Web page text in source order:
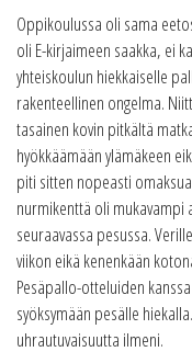
Oppikoulussa oli sama
oli E-kirjaimeen saakka, ei
yhteiskoulun hiekkaiselle
rakenteellinen ongelma.
tasainen kovin pitkältä
hyökkäämään ylämäkeen
piti sitten nopeasti
nurmikenttä oli mukavampi
seuraavassa pesussa.
viikon eikä kenenkään
Pesäpallo-otteluiden
syöksymään pesälle
uhrautuvaisuutta ilmeni.